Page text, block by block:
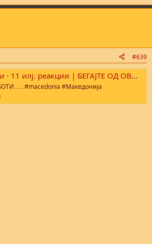
#639
| БЕГАЈТЕ ОД ОВИЕ РАБОТИ . . . #macedonia #Македонија | Kurir
. . . #macedonia #Македонија